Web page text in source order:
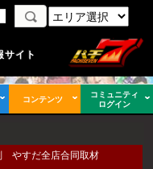
イト
コンテンツ
コミュニティ
ログイン
やすだ全店合同取材